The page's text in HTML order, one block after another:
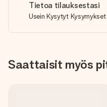
Tietoa tilauksestasi
Usein Kysytyt Kysymykset
Saattaisit myös